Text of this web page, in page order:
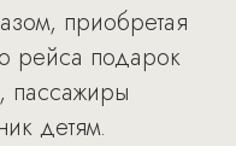
приобретая
рейса подарок
пассажиры
детям.